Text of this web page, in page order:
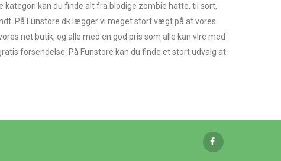
kategori kan du finde alt fra blodige zombie hatte, til sort,
På Funstore.dk lægger vi meget stort vægt på at vores
net butik, og alle med en god pris som alle kan vlre med
forsendelse. På Funstore kan du finde et stort udvalg at